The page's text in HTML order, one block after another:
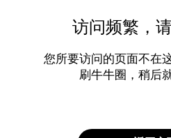
访问频繁，
您所要访问的页面不在
刷牛牛圈，稍后